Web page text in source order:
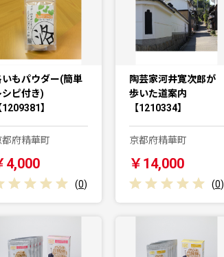
いもパウダー(簡単
シピ付き)
】
都府精華町
4,000
(0)
陶芸家河井寛次郎が
歩いた道案内
【1210334】
京都府精華町
￥14,000
(0)